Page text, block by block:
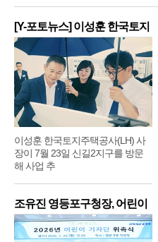
[Y-포토뉴스] 이성훈 한국토지
주
이성훈 한국토지주택공사(LH) 사
장이 7월 23일 신길2지구를 방문
해 사업 추
조유진 영등포구청장, 어린이
기